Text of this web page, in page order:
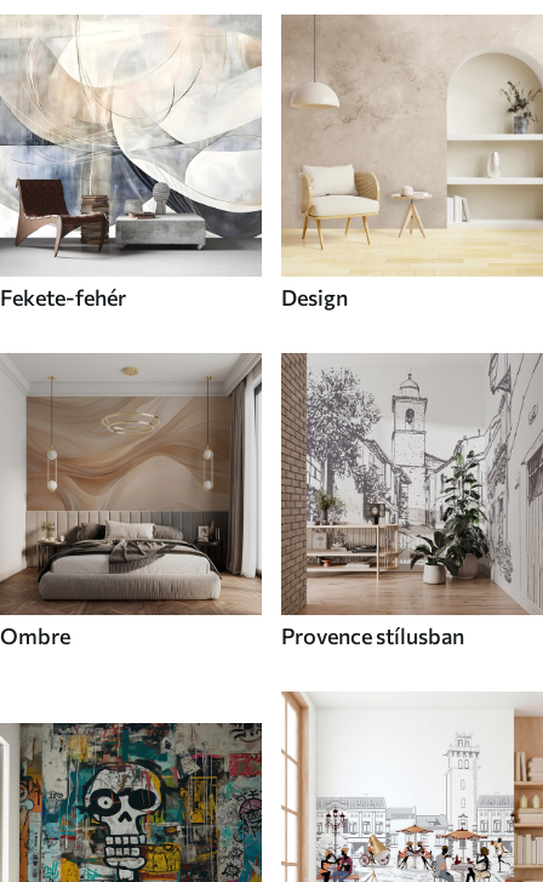
Fekete-fehér Design
Ombre Provence stílusban